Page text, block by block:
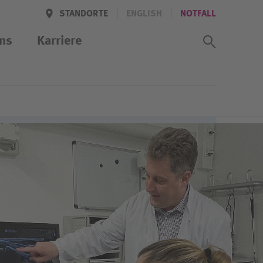
STANDORTE ENGLISH NOTFALL
Karriere